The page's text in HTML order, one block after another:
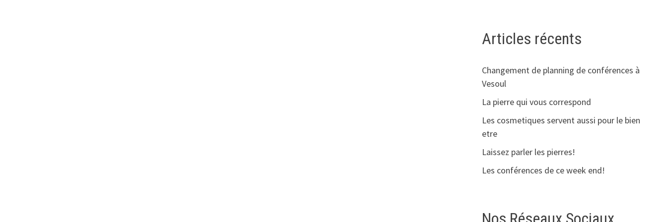
Articles récents
Changement de planning de conférences à
Vesoul
La pierre qui vous correspond
Les cosmetiques servent aussi pour le bien
etre
Laissez parler les pierres!
Les conférences de ce week end!